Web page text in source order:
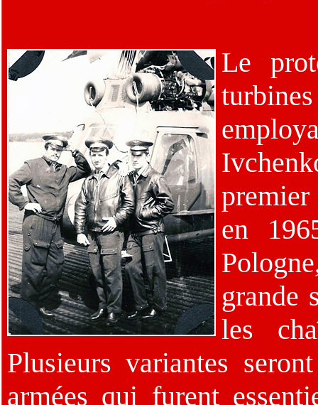
Le
en
grande
les
Plusieurs variantes
armées qui furent